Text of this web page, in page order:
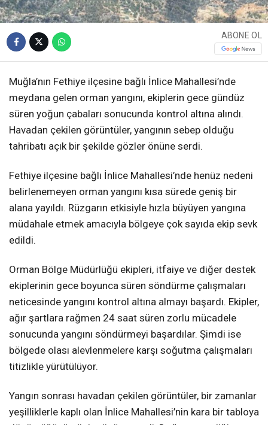
ABONE OL
Muğla’nın Fethiye ilçesine bağlı İnlice Mahallesi’nde
meydana gelen orman yangını, ekiplerin gece gündüz
süren yoğun çabaları sonucunda kontrol altına alındı.
Havadan çekilen görüntüler, yangının sebep olduğu
tahribatı açık bir şekilde gözler önüne serdi.
Fethiye ilçesine bağlı İnlice Mahallesi’nde henüz nedeni
belirlenemeyen orman yangını kısa sürede geniş bir
alana yayıldı. Rüzgarın etkisiyle hızla büyüyen yangına
müdahale etmek amacıyla bölgeye çok sayıda ekip sevk
edildi.
Orman Bölge Müdürlüğü ekipleri, itfaiye ve diğer destek
ekiplerinin gece boyunca süren söndürme çalışmaları
neticesinde yangını kontrol altına almayı başardı. Ekipler,
ağır şartlara rağmen 24 saat süren zorlu mücadele
sonucunda yangını söndürmeyi başardılar. Şimdi ise
bölgede olası alevlenmelere karşı soğutma çalışmaları
titizlikle yürütülüyor.
Yangın sonrası havadan çekilen görüntüler, bir zamanlar
yeşilliklerle kaplı olan İnlice Mahallesi’nin kara bir tabloya